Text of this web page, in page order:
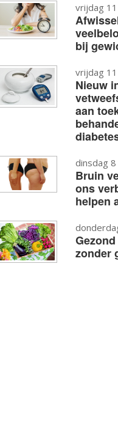
vrijdag
bij
vrijdag
Nieuw
aan
dinsdag
Bruin
ons
helpen
zonder